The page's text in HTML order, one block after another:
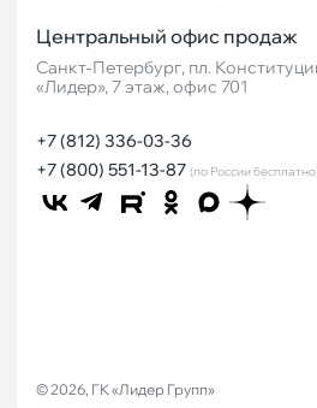
Центральный офис продаж
Санкт‐Петербург, пл.
«Лидер», 7 этаж, офис 701
+7 (812) 336-03-36
+7 (800) 551-13-87 (по России
© 2026, ГК «Лидер Групп»